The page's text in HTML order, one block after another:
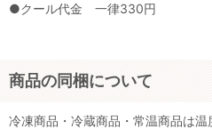
●クール代金 一律330円
商品の同梱について
冷凍商品・冷蔵商品・常温商品は